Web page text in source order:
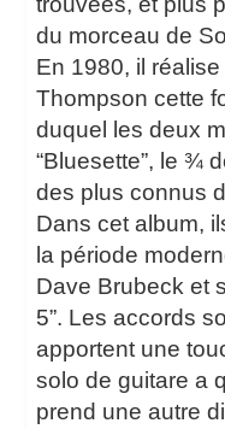
du morceau de
En 1980, il
Thompson cette
duquel les deux
“Bluesette”, le ¾
des plus connus
Dans cet album,
la période
Dave Brubeck et
5”. Les accords
apportent une
solo de guitare a
prend une autre